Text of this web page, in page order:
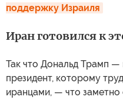
поддержку Израиля
Иран готовился к
Так что Дональд Трамп
президент, которому
иранцами, — что заметно